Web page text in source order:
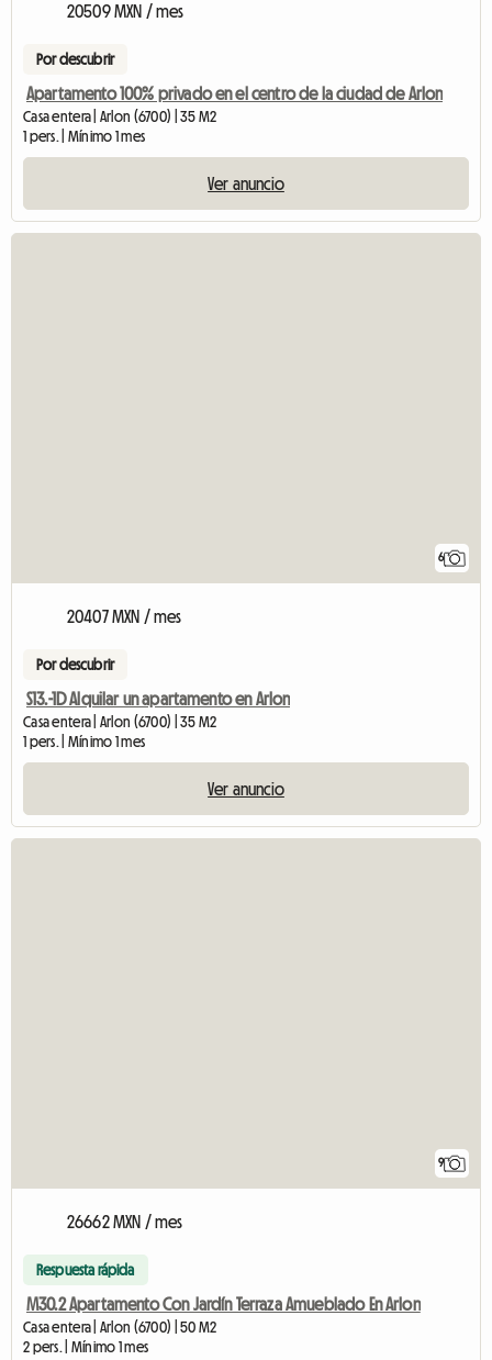
20509 MXN / mes
Por descubrir
Apartamento 100% privado en el centro de la ciudad de Arlon
Casa entera | Arlon (6700) | 35 M2
1 pers. | Mínimo 1 mes
Ver anuncio
6
20407 MXN / mes
Por descubrir
S13.-1D Alquilar un apartamento en Arlon
Casa entera | Arlon (6700) | 35 M2
1 pers. | Mínimo 1 mes
Ver anuncio
9
26662 MXN / mes
Respuesta rápida
M30.2 Apartamento Con Jardín Terraza Amueblado En Arlon
Casa entera | Arlon (6700) | 50 M2
2 pers. | Mínimo 1 mes